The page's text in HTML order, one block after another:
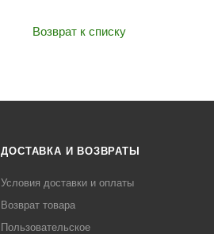
Возврат к списку
ДОСТАВКА И ВОЗВРАТЫ
Условия доставки и оплаты
Возврат товара
Пользовательское